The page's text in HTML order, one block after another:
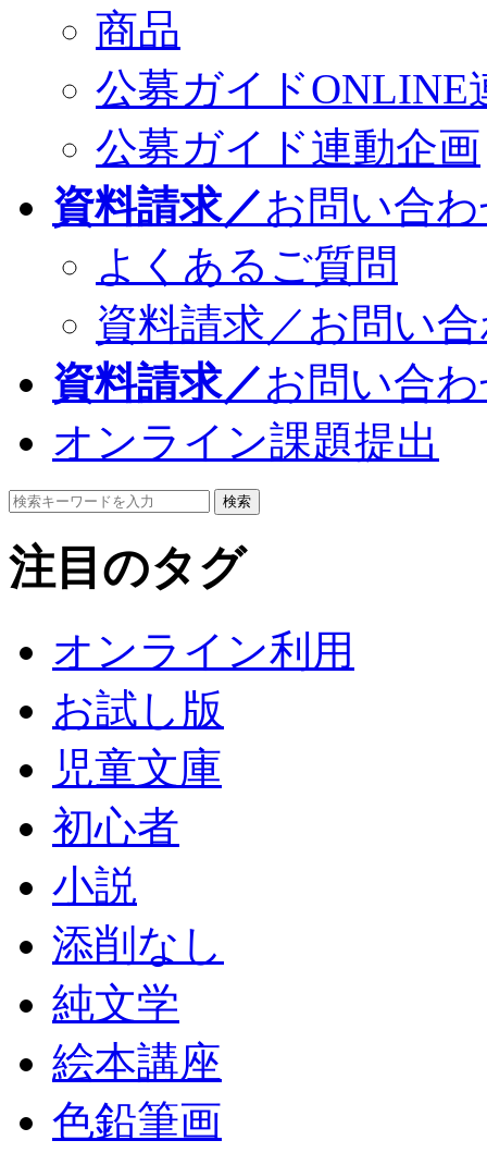
商品
公募ガイドONLINE
公募ガイド連動企画
資料請求／お問い合
よくあるご質問
資料請求／お問い
資料請求／お問い合
オンライン課題提出
検索
注目のタグ
オンライン利用
お試し版
児童文庫
初心者
小説
添削なし
純文学
絵本講座
色鉛筆画